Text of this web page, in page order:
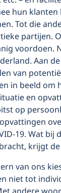
hun
Tot die
partijen.
voordoen.
Aan
van
in beeld om
en
op
19. Wat bij
krijgt
van ons
niet tot